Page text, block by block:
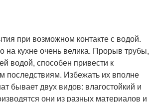
при возможном контакте с водой.
на кухне очень велика. Прорыв трубы,
водой, способен привести к
последствиям. Избежать их вполне
бывает двух видов: влагостойкий и
они из разных материалов и